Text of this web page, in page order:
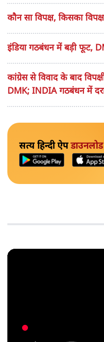
कौन सा विपक्ष, किसका
इंडिया गठबंधन में बड़ी फूट,
कांग्रेस से विवाद के बाद
DMK; INDIA गठबंधन में
सत्य हिन्दी ऐपडाउनलोड